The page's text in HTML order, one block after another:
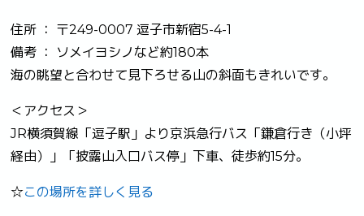
住所 ： 〒249-0007 逗子市新宿5-4-1
備考 ： ソメイヨシノなど約180本
海の眺望と合わせて見下ろせる山の斜面もきれいです。
＜アクセス＞
JR横須賀線「逗子駅」より京浜急行バス「鎌倉行き（小坪
経由）」「披露山入口バス停」下車、徒歩約15分。
☆この場所を詳しく見る